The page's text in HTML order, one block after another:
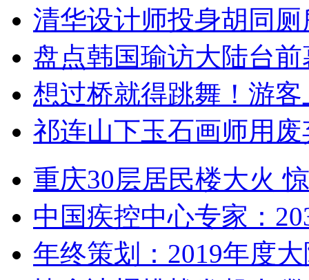
清华设计师投身胡同
盘点韩国瑜访大陆台
想过桥就得跳舞！游客
祁连山下玉石画师用
重庆30层居民楼大火
中国疾控中心专家：
年终策划：2019年度